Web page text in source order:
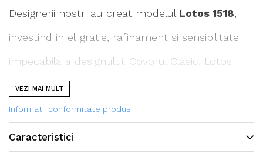
Designerii nostri au creat modelul Lotos 1518,
investind in el gratie, rafinament si sensibilitate
impecabila a designului. Covorul Clasic, Lotos
1518, va umple casa cu armonie, confort si
liniste.
VEZI MAI MULT
Informatii conformitate produs
Caracteristici